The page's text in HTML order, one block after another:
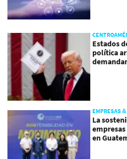
Estados
política
EMPRESAS
La
en